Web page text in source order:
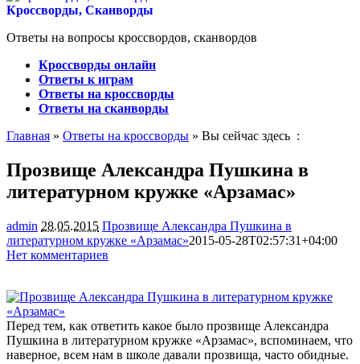
Кроссворды, Сканворды
Ответы на вопросы кроссвордов, сканвордов
Кроссворды онлайн
Ответы к играм
Ответы на кроссворды
Ответы на сканворды
Главная » Ответы на кроссворды » Вы сейчас здесь :
Прозвище Александра Пушкина в
литературном кружке «Арзамас»
admin 28.05.2015 Прозвище Александра Пушкина в
литературном кружке «Арзамас»2015-05-28T02:57:31+04:00
Нет комментариев
Перед тем, как ответить какое было прозвище Александра
Пушкина в литературном кружке «Арзамас», вспоминаем, что
наверное, всем нам в школе давали прозвища, часто обидные.